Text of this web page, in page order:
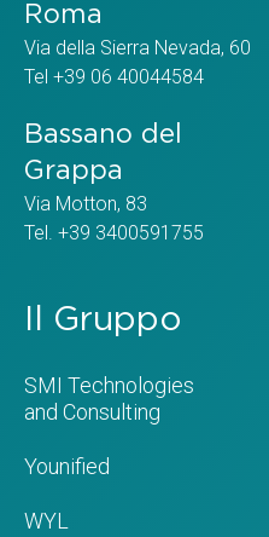
Roma
Via della Sierra Nevada, 60
Tel +39 06 40044584
Bassano del
Grappa
Via Motton, 83
Tel. +39 3400591755
Il Gruppo
SMI Technologies
and Consulting
Younified
WYL